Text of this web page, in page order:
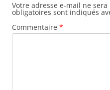
Votre adresse e-mail ne
obligatoires sont indiqués
Commentaire *